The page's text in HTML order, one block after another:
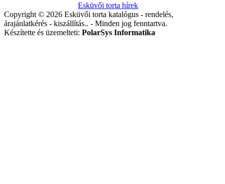
Esküvői torta hírek
Copyright © 2026 Esküvői torta katalógus - rendelés,
árajánlatkérés - kiszállítás.. - Minden jog fenntartva.
Készítette és üzemelteti: PolarSys Informatika